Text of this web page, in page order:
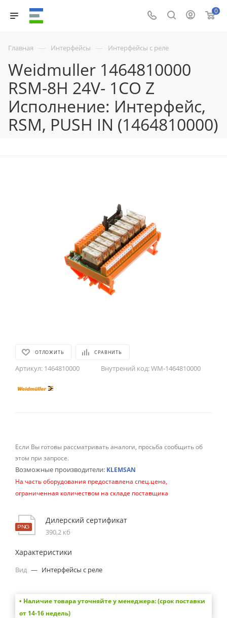
0
Главная — Интерфейсы — Интерфейсы с реле
Weidmuller 1464810000
RSM-8H 24V- 1CO Z
Исполнение: Интерфейс,
RSM, PUSH IN (1464810000)
ОТЛОЖИТЬ СРАВНИТЬ
Артикул: 1464810000 Внутрений код:WM-1464810000
Если Вы готовы рассматривать аналоги, просьба сообщить об
этом при запросе.
Возможные производители: KLEMSAN
На часть оборудования предоставлена спец.цена,
ограниченная количеством на складе поставщика
Дилерский сертификат
390,2 кб
Характеристики
Вид — Интерфейсы с реле
• Наличие товара уточняйте у менеджера: (срок поставки
от 14-16 недель)